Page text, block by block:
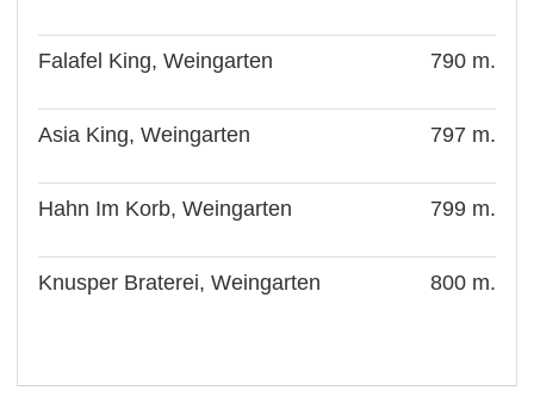
Falafel King, Weingarten 790 m.
Asia King, Weingarten 797 m.
Hahn Im Korb, Weingarten 799 m.
Knusper Braterei, Weingarten 800 m.